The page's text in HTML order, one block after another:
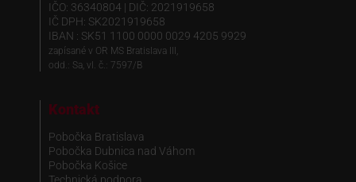
IČO: 36340804 | DIČ: 2021919658
IČ DPH: SK2021919658
IBAN : SK51 1100 0000 0029 4205 9929
zapísané v OR MS Bratislava III,
odd.: Sa, vl. č.: 7597/B
Kontakt
Pobočka Bratislava
Pobočka Dubnica nad Váhom
Pobočka Košice